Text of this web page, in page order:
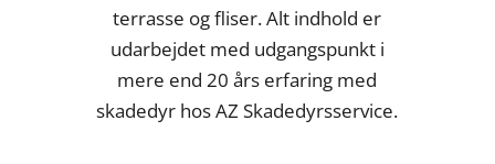
terrasse og fliser. Alt indhold er
udarbejdet med udgangspunkt i
mere end 20 års erfaring med
skadedyr hos AZ Skadedyrsservice.